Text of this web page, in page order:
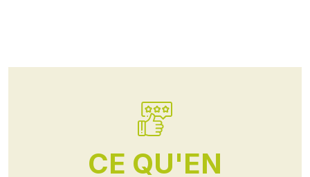
CE QU'EN